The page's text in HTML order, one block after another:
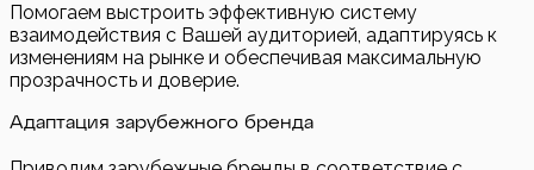
Помогаем выстроить эффективную систему
взаимодействия с Вашей аудиторией, адаптируясь к
изменениям на рынке и обеспечивая максимальную
прозрачность и доверие.
Адаптация зарубежного бренда